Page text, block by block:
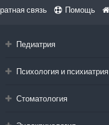
связь Помощь
Педиатрия
Психология и психиатрия
Стоматология